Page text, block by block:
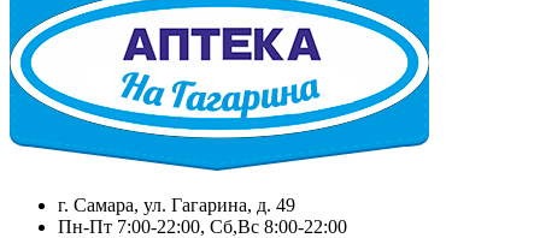
г. Самара, ул. Гагарина, д. 49
Пн-Пт 7:00-22:00, Сб,Вс 8:00-22:00